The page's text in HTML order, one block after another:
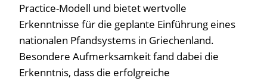
Practice-Modell und bietet wertvolle
Erkenntnisse für die geplante Einführung eines
nationalen Pfandsystems in Griechenland.
Besondere Aufmerksamkeit fand dabei die
Erkenntnis, dass die erfolgreiche